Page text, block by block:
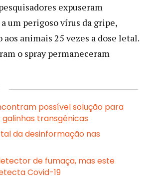
expuseram
um perigoso vírus da gripe,
animais 25 vezes a dose letal.
o spray permaneceram
possível solução para
galinhas transgênicas
da desinformação nas
de fumaça, mas este
Covid-19